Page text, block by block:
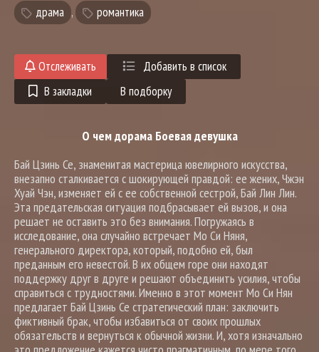
драма , романтика
Отслеживать
Добавить в список
В закладки
В подборку
О чем дорама Боевая девушка
Бай Цзинь Се, знаменитая мастерица ювелирного искусства,
внезапно сталкивается с шокирующей правдой: ее жених, Чжэн
Хуай Чэн, изменяет ей с ее собственной сестрой, Бай Лин Лин.
Эта предательская ситуация подбрасывает ей вызов, и она
решает не оставить это без внимания. Погружаясь в
исследование, она случайно встречает Мо Си Няня,
генерального директора, который, подобно ей, был
преданным его невестой. В их общем горе они находят
поддержку друг в друге и решают объединить усилия, чтобы
справиться с трудностями. Именно в этот момент Мо Си Нян
предлагает Бай Цзинь Се стратегический план: заключить
фиктивный брак, чтобы избавиться от своих прошлых
обязательств и вернуться к обычной жизни. И, хотя изначально